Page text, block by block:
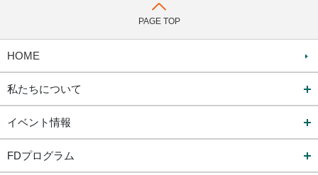
PAGE TOP
HOME
私たちについて
イベント情報
FDプログラム